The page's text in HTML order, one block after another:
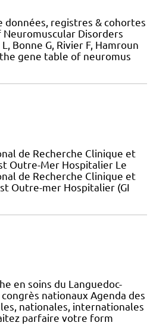
données, registres & cohortes
Neuromuscular Disorders
Bonne G, Rivier F, Hamroun
gene table of neuromus
de Recherche Clinique et
Outre-Mer Hospitalier Le
de Recherche Clinique et
Outre-mer Hospitalier (GI
en soins du Languedoc-
nationaux Agenda des
nationales, internationales
parfaire votre form